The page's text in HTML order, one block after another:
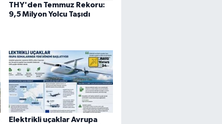
THY'den Temmuz Rekoru:
9,5 Milyon Yolcu Taşıdı
Elektrikli uçaklar Avrupa